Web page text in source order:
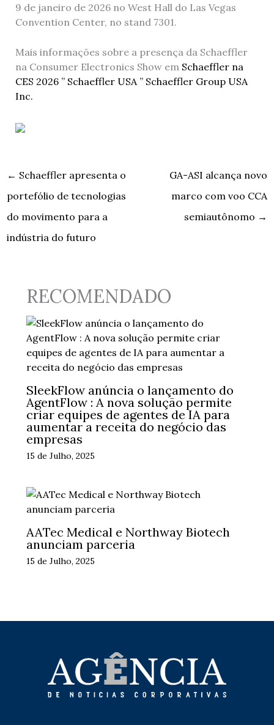
9 de janeiro de 2026 no West Hall do Las Vegas
Convention Center, no stand 7301.
Mais informações sobre a presença da Schaeffler
na Consumer Electronics Show em Schaeffler na
CES 2026 ” Schaeffler USA ” Schaeffler Group USA
Inc.
← Schaeffler apresenta o
portefólio de tecnologias
do movimento para a
indústria do futuro
GA-ASI alcança novo
marco com voo CCA
semiautônomo →
RECOMENDADO
SleekFlow anúncia o lançamento do
AgentFlow : A nova solução permite
criar equipes de agentes de IA para
aumentar a receita do negócio das
empresas
15 de Julho, 2025
AATec Medical e Northway Biotech
anunciam parceria
15 de Julho, 2025